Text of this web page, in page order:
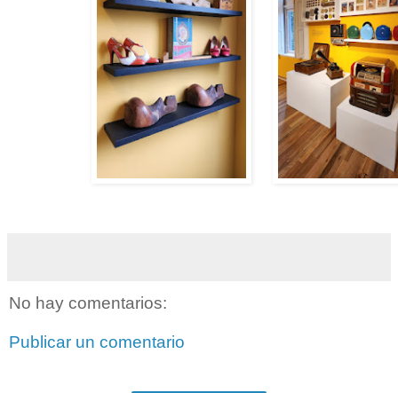
No hay comentarios:
Publicar un comentario